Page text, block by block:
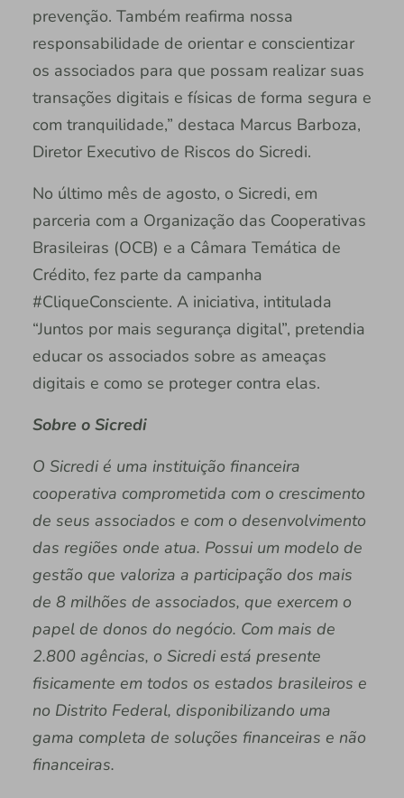
prevenção. Também reafirma nossa
responsabilidade de orientar e conscientizar
os associados para que possam realizar suas
transações digitais e físicas de forma segura e
com tranquilidade,” destaca Marcus Barboza,
Diretor Executivo de Riscos do Sicredi.
No último mês de agosto, o Sicredi, em
parceria com a Organização das Cooperativas
Brasileiras (OCB) e a Câmara Temática de
Crédito, fez parte da campanha
#CliqueConsciente. A iniciativa, intitulada
“Juntos por mais segurança digital”, pretendia
educar os associados sobre as ameaças
digitais e como se proteger contra elas.
Sobre o Sicredi
O Sicredi é uma instituição financeira
cooperativa comprometida com o crescimento
de seus associados e com o desenvolvimento
das regiões onde atua. Possui um modelo de
gestão que valoriza a participação dos mais
de 8 milhões de associados, que exercem o
papel de donos do negócio. Com mais de
2.800 agências, o Sicredi está presente
fisicamente em todos os estados brasileiros e
no Distrito Federal, disponibilizando uma
gama completa de soluções financeiras e não
financeiras.